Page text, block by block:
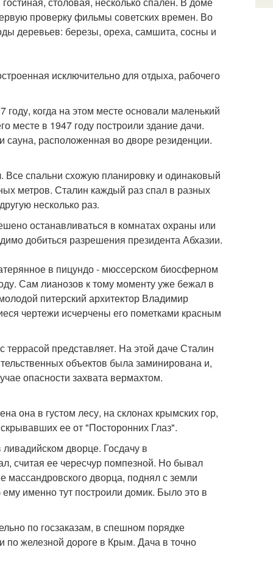
проверку фильмы советских времен. Во
деревьев: березы, ореха, самшита, сосны и
исключительно для отдыха, рабочего
когда на этом месте основали маленький
месте в 1947 году построили здание дачи.
расположенная во дворе резиденции.
спальни схожую планировку и одинаковый
метров. Сталин каждый раз спал в разных
несколько раз.
останавливаться в комнатах охраны или
добиться разрешения президента Абхазии.
в пицундо - мюссерском биосферном
Сам лианозов к тому моменту уже бежал в
питерский архитектор Владимир
чертежи исчерчены его пометками красным
представляет. На этой даче Сталин
объектов была заминирована и,
опасности захвата вермахтом.
она в густом лесу, на склонах крымских гор,
ее от "Посторонних Глаз".
дворце. Госдачу в
считая ее чересчур помпезной. Но бывал
массандровского дворца, поднял с земли
именно тут построили домик. Было это в
по госзаказам, в спешном порядке
по железной дороге в Крым. Дача в точно